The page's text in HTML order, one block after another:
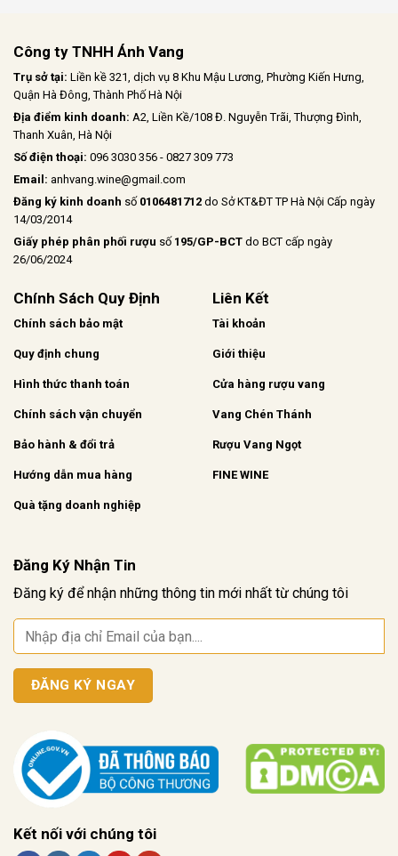
Công ty TNHH Ánh Vang
Trụ sở tại: Liền kề 321, dịch vụ 8 Khu Mậu Lương, Phường Kiến Hưng,
Quận Hà Đông, Thành Phố Hà Nội
Địa điểm kinh doanh: A2, Liền Kề/108 Đ. Nguyễn Trãi, Thượng Đình,
Thanh Xuân, Hà Nội
Số điện thoại: 096 3030 356 - 0827 309 773
Email: anhvang.wine@gmail.com
Đăng ký kinh doanh số 0106481712 do Sở KT&ĐT TP Hà Nội Cấp ngày
14/03/2014
Giấy phép phân phối rượu số 195/GP-BCT do BCT cấp ngày
26/06/2024
Chính Sách Quy Định
Chính sách bảo mật
Quy định chung
Hình thức thanh toán
Chính sách vận chuyển
Bảo hành & đổi trả
Hướng dẫn mua hàng
Quà tặng doanh nghiệp
Liên Kết
Tài khoản
Giới thiệu
Cửa hàng rượu vang
Vang Chén Thánh
Rượu Vang Ngọt
FINE WINE
Đăng Ký Nhận Tin
Đăng ký để nhận những thông tin mới nhất từ chúng tôi
Kết nối với chúng tôi